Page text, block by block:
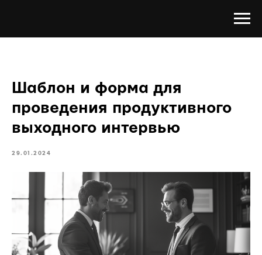
Шаблон и форма для
проведения продуктивного
выходного интервью
29.01.2024